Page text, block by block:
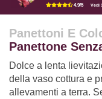
4.9/5
Vedi
Panettoni E
Panettone
Dolce a lenta
della vaso cottura e
allevamenti a terra.